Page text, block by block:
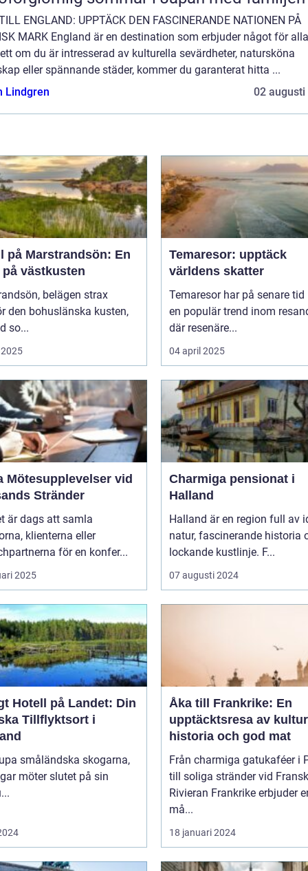
ENGLAND: UPPTÄCK DEN FASCINERANDE NATIONEN PÅ
MARK England är en destination som erbjuder något för
om du är intresserad av kulturella sevärdheter, natursköna
eller spännande städer, kommer du garanterat hitta ...
Lindgren
02 augusti
på Marstrandsön: En
västkusten
belägen strax
den bohuslänska kusten,
so...
Temaresor: upptäck
världens skatter
Temaresor har på senare
en populär trend inom
där resenäre...
04 april 2025
Mötesupplevelser vid
Stränder
är dags att samla
klienterna eller
för en konfer...
2025
Charmiga pensionat i
Halland
Halland är en region full av
natur, fascinerande historia
lockande kustlinje. F...
07 augusti 2024
Hotell på Landet: Din
Tillflyktsort i
småländska skogarna,
möter slutet på sin
Åka till Frankrike: En
upptäcktsresa av
historia och god mat
Från charmiga gatukaféer i
till soliga stränder vid
Rivieran Frankrike erbjuder en
må...
18 januari 2024